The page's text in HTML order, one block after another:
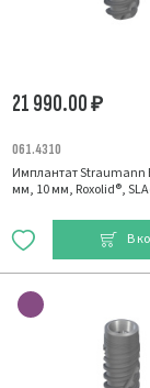
21 990.00₽
061.4310
Имплантат Straumann
мм, 10 мм, Roxolid®,
В